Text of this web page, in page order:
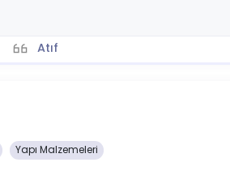
Atıf
Yapı Malzemeleri